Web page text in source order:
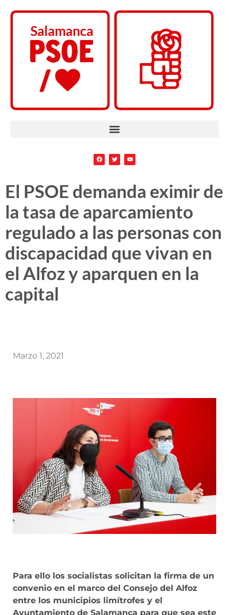
El PSOE demanda eximir de
la tasa de aparcamiento
regulado a las personas con
discapacidad que vivan en
el Alfoz y aparquen en la
capital
Marzo 1, 2021
Para ello los socialistas solicitan la firma de un
convenio en el marco del Consejo del Alfoz
entre los municipios limítrofes y el
Ayuntamiento de Salamanca para que sea este